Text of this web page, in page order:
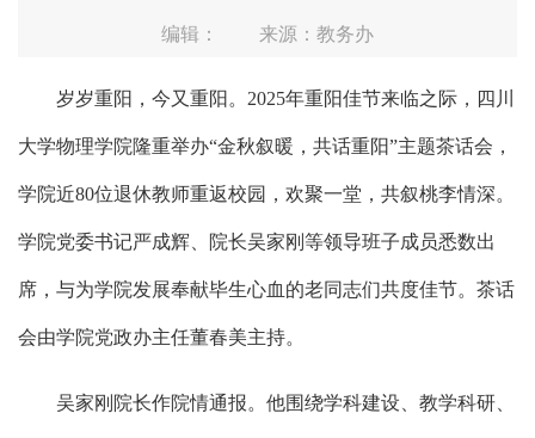
编辑： 来源：教务办
岁岁重阳，今又重阳。2025年重阳佳节来临之际，四川
大学物理学院隆重举办“金秋叙暖，共话重阳”主题茶话会，
学院近80位退休教师重返校园，欢聚一堂，共叙桃李情深。
学院党委书记严成辉、院长吴家刚等领导班子成员悉数出
席，与为学院发展奉献毕生心血的老同志们共度佳节。茶话
会由学院党政办主任董春美主持。
吴家刚院长作院情通报。他围绕学科建设、教学科研、